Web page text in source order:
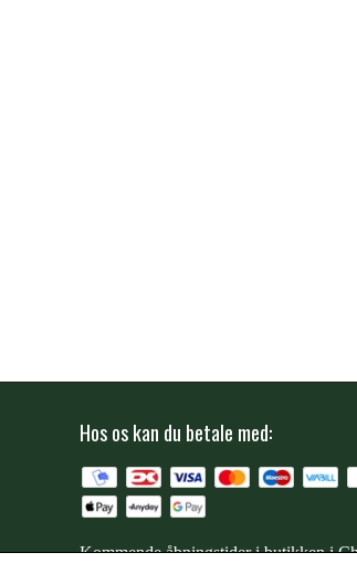
Hos os kan du betale med:
Kommende åbningstider i butikken i